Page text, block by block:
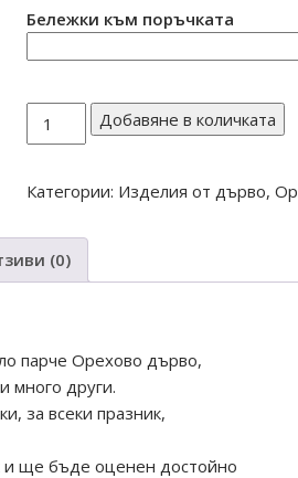
Бележки към поръчката
количество
за
ОТ
21
Добавяне в количката
Категории: Изделия от дърво,
(0)
парче Орехово дърво,
много други.
за всеки празник,
и ще бъде оценен достойно